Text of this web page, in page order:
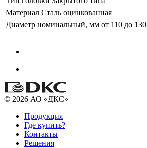
Материал Сталь оцинкованная
Диаметр номинальный, мм от 110 до 130
© 2026 АО «ДКС»
Продукция
Где купить?
Контакты
Решения